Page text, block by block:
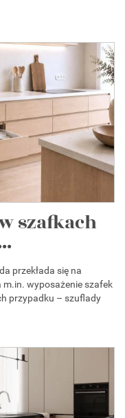
szafkach
przekłada się na
wyposażenie szafek
przypadku – szuflady